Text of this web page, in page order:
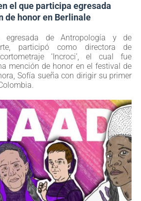
el que participa egresada
de honor en Berlinale
egresada de Antropología y de
participó como directora de
‘Incroci’, el cual fue
mención de honor en el festival de
Sofía sueña con dirigir su primer